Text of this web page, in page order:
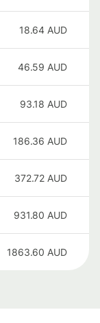
18.64 AUD
46.59 AUD
93.18 AUD
186.36 AUD
372.72 AUD
931.80 AUD
1863.60 AUD